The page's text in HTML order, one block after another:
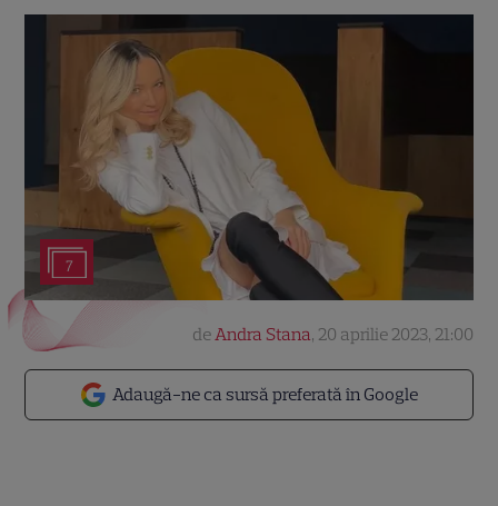
7
Adaugă-ne ca sursă preferată în Google
deAndra Stana, 20 aprilie 2023, 21:00